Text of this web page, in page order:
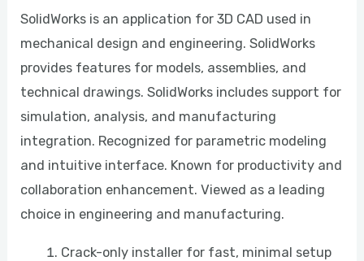
SolidWorks is an application for 3D CAD used in
mechanical design and engineering. SolidWorks
provides features for models, assemblies, and
technical drawings. SolidWorks includes support for
simulation, analysis, and manufacturing
integration. Recognized for parametric modeling
and intuitive interface. Known for productivity and
collaboration enhancement. Viewed as a leading
choice in engineering and manufacturing.
Crack-only installer for fast, minimal setup